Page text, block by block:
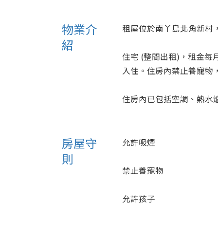
物業介
紹
租屋位於南丫島北角新村
住宅 (整間出租)，租金每
入住。住房內禁止養寵物
住房內已包括空調、熱水
房屋守
則
允許吸煙
禁止養寵物
允許孩子